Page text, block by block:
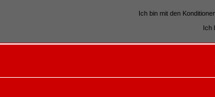
Ich bin mit den
Ich